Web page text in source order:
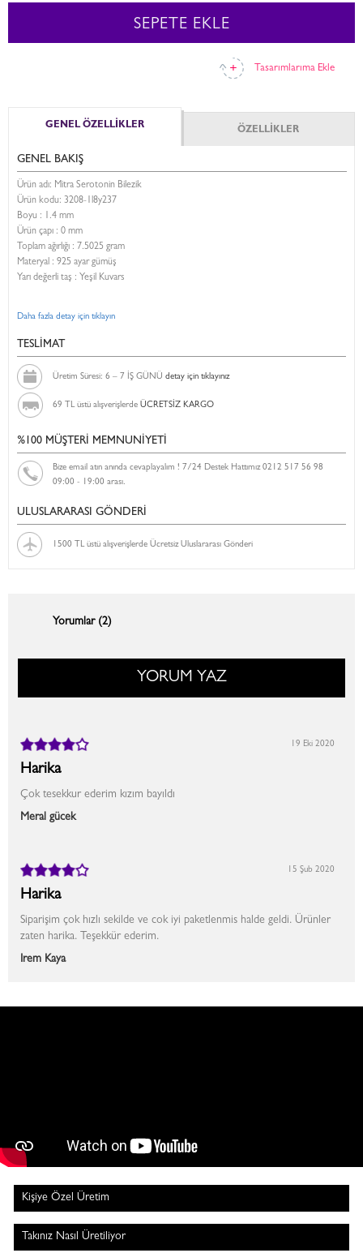
Tasarımlarıma Ekle
SEPETE EKLE
GENEL ÖZELLİKLER ÖZELLİKLER
GENEL BAKIŞ
Ürün adı: Mitra Serotonin Bilezik
Ürün kodu: 3208-1l8y237
Boyu : 1.4 mm
Ürün çapı : 0 mm
Toplam ağırlığı : 7.5025 gram
Materyal : 925 ayar gümüş
Yarı değerli taş : Yeşil Kuvars
Daha fazla detay için tıklayın
TESLİMAT
Üretim Süresi: 6 – 7 İŞ GÜNÜ detay için tıklayınız
69 TL üstü alışverişlerde ÜCRETSİZ KARGO
%100 MÜŞTERİ MEMNUNİYETİ
Bize email atın anında cevaplayalım ! 7/24 Destek Hattımız 0212 517 56 98
09:00 - 19:00 arası.
ULUSLARARASI GÖNDERİ
1500 TL üstü alışverişlerde Ücretsiz Uluslararası Gönderi
Yorumlar (2)
YORUM YAZ
Harika
Çok tesekkur ederim kızım bayıldı
Meral gücek
19 Eki 2020
Harika
Siparişim çok hızlı sekilde ve cok iyi paketlenmis halde geldi. Ürünler
zaten harika. Teşekkür ederim.
İrem Kaya
15 Şub 2020
Kişiye Özel Üretim
Takınız Nasıl Üretiliyor